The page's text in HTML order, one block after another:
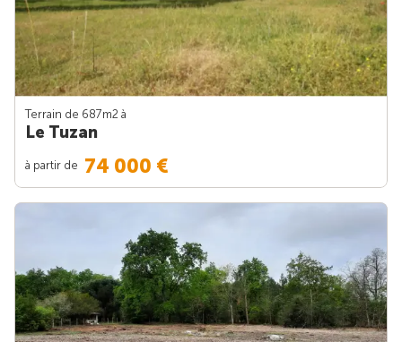
Terrain de 687m2 à
Le Tuzan
à partir de 74 000 €